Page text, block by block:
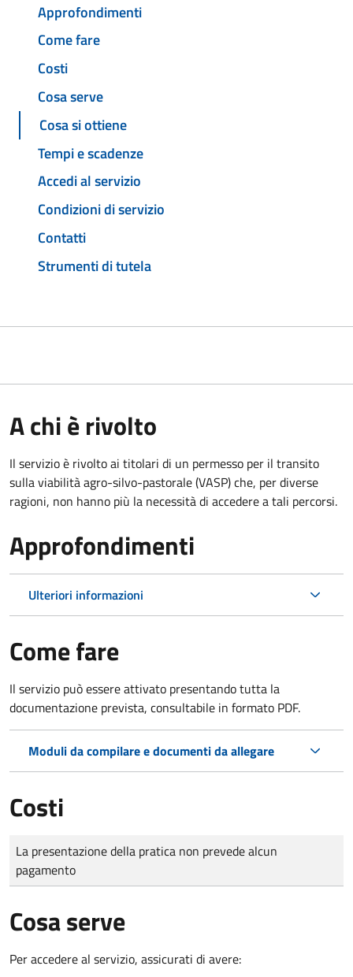
Approfondimenti
Come fare
Costi
Cosa serve
Cosa si ottiene
Tempi e scadenze
Accedi al servizio
Condizioni di servizio
Contatti
Strumenti di tutela
A chi è rivolto
Il servizio è rivolto ai titolari di un permesso per il transito
sulla viabilità agro-silvo-pastorale (VASP) che, per diverse
ragioni, non hanno più la necessità di accedere a tali percorsi.
Approfondimenti
Ulteriori informazioni
Come fare
Il servizio può essere attivato presentando tutta la
documentazione prevista, consultabile in formato PDF.
Moduli da compilare e documenti da allegare
Costi
Tipo di pagamento
Importo
La presentazione della pratica non prevede alcun
pagamento
Cosa serve
Per accedere al servizio, assicurati di avere: